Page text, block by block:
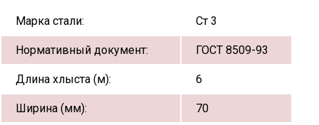
Марка стали: Ст 3
Нормативный документ: ГОСТ 8509-93
Длина хлыста (м): 6
Ширина (мм): 70